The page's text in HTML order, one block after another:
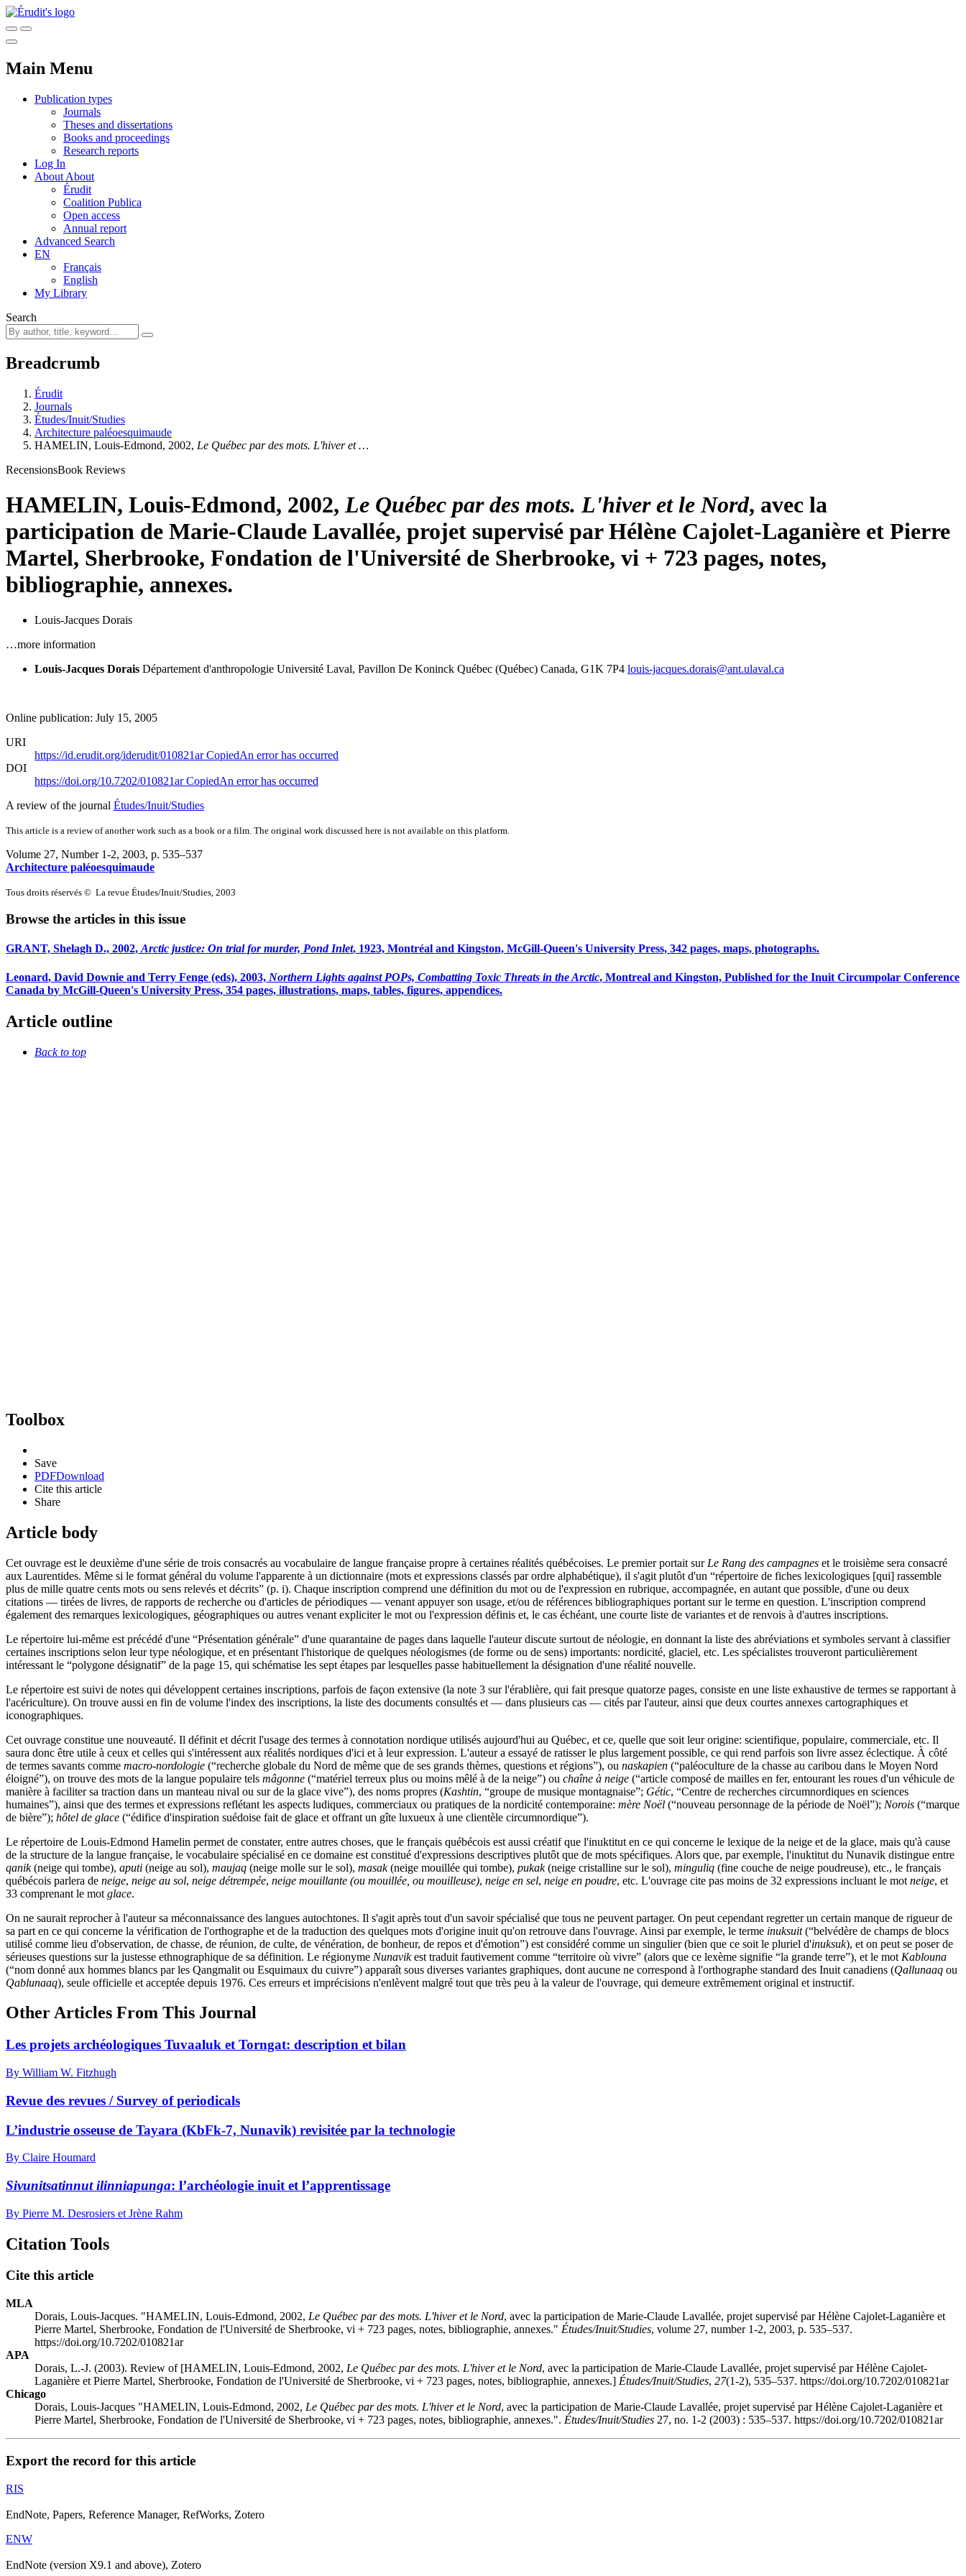
Main Menu
Publication types
Journals
Theses and dissertations
Books and proceedings
Research reports
Log In
About About
Érudit
Coalition Publica
Open access
Annual report
Advanced Search
EN
Français
English
My Library
Search
Breadcrumb
Érudit
Journals
Études/Inuit/Studies
Architecture paléoesquimaude
HAMELIN, Louis-Edmond, 2002, Le Québec par des mots. L'hiver et …
RecensionsBook Reviews
HAMELIN, Louis-Edmond, 2002, Le Québec par des mots. L'hiver et le Nord, avec la
participation de Marie-Claude Lavallée, projet supervisé par Hélène Cajolet-Laganière et Pierre
Martel, Sherbrooke, Fondation de l'Université de Sherbrooke, vi + 723 pages, notes,
bibliographie, annexes.
Louis-Jacques Dorais
…more information
Louis-Jacques Dorais Département d'anthropologie Université Laval, Pavillon De Koninck Québec (Québec) Canada, G1K 7P4 louis-jacques.dorais@ant.ulaval.ca
Online publication: July 15, 2005
URI
https://id.erudit.org/iderudit/010821arCopiedAn error has occurred
DOI
https://doi.org/10.7202/010821arCopiedAn error has occurred
A review of the journal Études/Inuit/Studies
This article is a review of another work such as a book or a film. The original work discussed here is not available on this platform.
Volume 27, Number 1-2, 2003, p. 535–537
Architecture paléoesquimaude
Tous droits réservés © La revue Études/Inuit/Studies, 2003
Browse the articles in this issue
GRANT, Shelagh D., 2002,Arctic justice: On trial for murder, Pond Inlet, 1923, Montréal and Kingston, McGill-Queen's University Press, 342 pages, maps, photographs.
Leonard, David Downie and Terry Fenge (eds), 2003, Northern Lights against POPs, Combatting Toxic Threats in the Arctic, Montreal and Kingston, Published for the Inuit Circumpolar Conference
Canada by McGill-Queen's University Press, 354 pages, illustrations, maps, tables, figures, appendices.
Article outline
Back to top
Toolbox
Save
PDFDownload
Cite this article
Share
Article body
Cet ouvrage est le deuxième d'une série de trois consacrés au vocabulaire de langue française propre à certaines réalités québécoises. Le premier portait sur Le Rang des campagnes et le troisième sera consacré
aux Laurentides. Même si le format général du volume l'apparente à un dictionnaire (mots et expressions classés par ordre alphabétique), il s'agit plutôt d'un “répertoire de fiches lexicologiques [qui] rassemble
plus de mille quatre cents mots ou sens relevés et décrits” (p. i). Chaque inscription comprend une définition du mot ou de l'expression en rubrique, accompagnée, en autant que possible, d'une ou deux
citations — tirées de livres, de rapports de recherche ou d'articles de périodiques — venant appuyer son usage, et/ou de références bibliographiques portant sur le terme en question. L'inscription comprend
également des remarques lexicologiques, géographiques ou autres venant expliciter le mot ou l'expression définis et, le cas échéant, une courte liste de variantes et de renvois à d'autres inscriptions.
Le répertoire lui-même est précédé d'une “Présentation générale” d'une quarantaine de pages dans laquelle l'auteur discute surtout de néologie, en donnant la liste des abréviations et symboles servant à classifier
certaines inscriptions selon leur type néologique, et en présentant l'historique de quelques néologismes (de forme ou de sens) importants: nordicité, glaciel, etc. Les spécialistes trouveront particulièrement
intéressant le “polygone désignatif” de la page 15, qui schématise les sept étapes par lesquelles passe habituellement la désignation d'une réalité nouvelle.
Le répertoire est suivi de notes qui développent certaines inscriptions, parfois de façon extensive (la note 3 sur l'érablière, qui fait presque quatorze pages, consiste en une liste exhaustive de termes se rapportant à
l'acériculture). On trouve aussi en fin de volume l'index des inscriptions, la liste des documents consultés et — dans plusieurs cas — cités par l'auteur, ainsi que deux courtes annexes cartographiques et
iconographiques.
Cet ouvrage constitue une nouveauté. Il définit et décrit l'usage des termes à connotation nordique utilisés aujourd'hui au Québec, et ce, quelle que soit leur origine: scientifique, populaire, commerciale, etc. Il
saura donc être utile à ceux et celles qui s'intéressent aux réalités nordiques d'ici et à leur expression. L'auteur a essayé de ratisser le plus largement possible, ce qui rend parfois son livre assez éclectique. À côté
de termes savants comme macro-nordologie (“recherche globale du Nord de même que de ses grands thèmes, questions et régions”), ou naskapien (“paléoculture de la chasse au caribou dans le Moyen Nord
éloigné”), on trouve des mots de la langue populaire tels mâgonne (“matériel terreux plus ou moins mêlé à de la neige”) ou chaîne à neige (“article composé de mailles en fer, entourant les roues d'un véhicule de
manière à faciliter sa traction dans un manteau nival ou sur de la glace vive”), des noms propres (Kashtin, “groupe de musique montagnaise”; Gétic, “Centre de recherches circumnordiques en sciences
humaines”), ainsi que des termes et expressions reflétant les aspects ludiques, commerciaux ou pratiques de la nordicité contemporaine: mère Noël (“nouveau personnage de la période de Noël”); Norois (“marque
de bière”); hôtel de glace (“édifice d'inspiration suédoise fait de glace et offrant un gîte luxueux à une clientèle circumnordique”).
Le répertoire de Louis-Edmond Hamelin permet de constater, entre autres choses, que le français québécois est aussi créatif que l'inuktitut en ce qui concerne le lexique de la neige et de la glace, mais qu'à cause
de la structure de la langue française, le vocabulaire spécialisé en ce domaine est constitué d'expressions descriptives plutôt que de mots spécifiques. Alors que, par exemple, l'inuktitut du Nunavik distingue entre
qanik(neige qui tombe), aputi (neige au sol), maujaq (neige molle sur le sol), masak(neige mouillée qui tombe), pukak(neige cristalline sur le sol), minguliq (fine couche de neige poudreuse), etc., le français
québécois parlera de neige, neige au sol, neige détrempée, neige mouillante (ou mouillée, ou mouilleuse), neige en sel, neige en poudre, etc. L'ouvrage cite pas moins de 32 expressions incluant le mot neige, et
33 comprenant le mot glace.
On ne saurait reprocher à l'auteur sa méconnaissance des langues autochtones. Il s'agit après tout d'un savoir spécialisé que tous ne peuvent partager. On peut cependant regretter un certain manque de rigueur de
sa part en ce qui concerne la vérification de l'orthographe et de la traduction des quelques mots d'origine inuit qu'on retrouve dans l'ouvrage. Ainsi par exemple, le terme inuksuit(“belvédère de champs de blocs
utilisé comme lieu d'observation, de chasse, de réunion, de culte, de vénération, de bonheur, de repos et d'émotion”) est considéré comme un singulier (bien que ce soit le pluriel d'inuksuk), et on peut se poser de
sérieuses questions sur la justesse ethnographique de sa définition. Le régionyme Nunavikest traduit fautivement comme “territoire où vivre” (alors que ce lexème signifie “la grande terre”), et le mot Kablouna
(“nom donné aux hommes blancs par les Qangmalit ou Esquimaux du cuivre”) apparaît sous diverses variantes graphiques, dont aucune ne correspond à l'orthographe standard des Inuit canadiens (Qallunaaq ou
Qablunaaq), seule officielle et acceptée depuis 1976. Ces erreurs et imprécisions n'enlèvent malgré tout que très peu à la valeur de l'ouvrage, qui demeure extrêmement original et instructif.
Other Articles From This Journal
Les projets archéologiques Tuvaaluk et Torngat: description et bilan
By William W. Fitzhugh
Revue des revues / Survey of periodicals
L’industrie osseuse de Tayara (KbFk-7, Nunavik) revisitée par la technologie
By Claire Houmard
Sivunitsatinnut ilinniapunga: l’archéologie inuit et l’apprentissage
By Pierre M. Desrosiers et Jrène Rahm
Citation Tools
Cite this article
MLA
Dorais, Louis-Jacques. "HAMELIN, Louis-Edmond, 2002, Le Québec par des mots. L'hiver et le Nord, avec la participation de Marie-Claude Lavallée, projet supervisé par Hélène Cajolet-Laganière et
Pierre Martel, Sherbrooke, Fondation de l'Université de Sherbrooke, vi + 723 pages, notes, bibliographie, annexes." Études/Inuit/Studies, volume 27, number 1-2, 2003, p. 535–537.
https://doi.org/10.7202/010821ar
APA
Dorais, L.-J. (2003). Review of [HAMELIN, Louis-Edmond, 2002, Le Québec par des mots. L'hiver et le Nord, avec la participation de Marie-Claude Lavallée, projet supervisé par Hélène Cajolet-
Laganière et Pierre Martel, Sherbrooke, Fondation de l'Université de Sherbrooke, vi + 723 pages, notes, bibliographie, annexes.] Études/Inuit/Studies, 27(1-2), 535–537. https://doi.org/10.7202/010821ar
Chicago
Dorais, Louis-Jacques "HAMELIN, Louis-Edmond, 2002, Le Québec par des mots. L'hiver et le Nord, avec la participation de Marie-Claude Lavallée, projet supervisé par Hélène Cajolet-Laganière et
Pierre Martel, Sherbrooke, Fondation de l'Université de Sherbrooke, vi + 723 pages, notes, bibliographie, annexes.". Études/Inuit/Studies 27, no. 1-2 (2003) : 535–537. https://doi.org/10.7202/010821ar
Export the record for this article
RIS
EndNote, Papers, Reference Manager, RefWorks, Zotero
ENW
EndNote (version X9.1 and above), Zotero